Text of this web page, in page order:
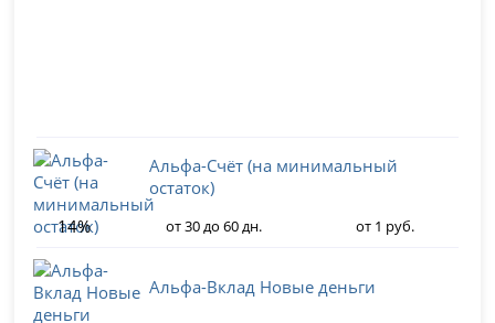
Альфа-Счёт (на минимальный
остаток)
14%
от 30 до 60 дн. от 1 руб.
Альфа-Вклад Новые деньги